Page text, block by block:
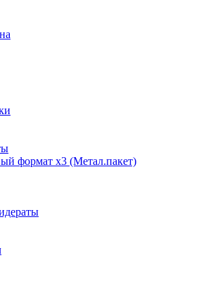
формат х3 (Метал.пакет)